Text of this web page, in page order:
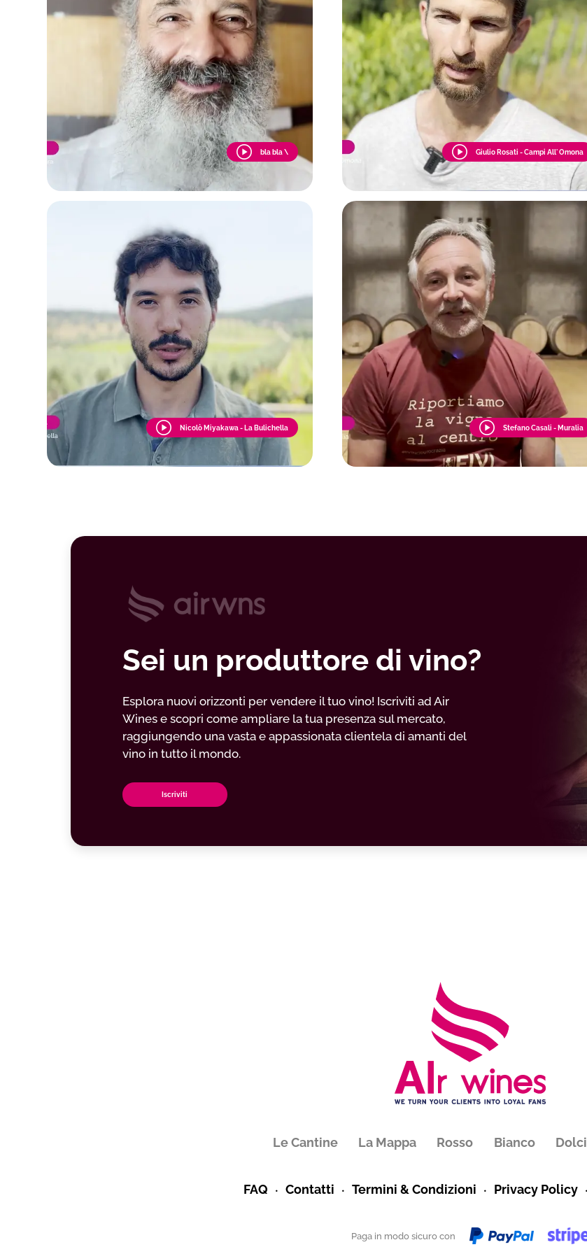
bla bla \ Giulio Rosati - Campi All' Omona
Nicolò Miyakawa - La Bulichella Stefano Casali - Muralia
Sei un produttore di vino?
Esplora nuovi orizzonti per vendere il tuo vino! Iscriviti ad Air
Wines e scopri come ampliare la tua presenza sul mercato,
raggiungendo una vasta e appassionata clientela di amanti del
vino in tutto il mondo.
Iscriviti
Le Cantine La Mappa Rosso Bianco Dolci
FAQ Contatti Termini & Condizioni Privacy Policy
Paga in modo sicuro con